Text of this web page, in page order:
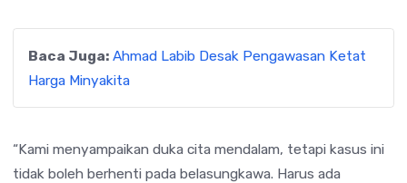
Baca Juga: Ahmad Labib Desak Pengawasan Ketat
Harga Minyakita
“Kami menyampaikan duka cita mendalam, tetapi kasus ini
tidak boleh berhenti pada belasungkawa. Harus ada